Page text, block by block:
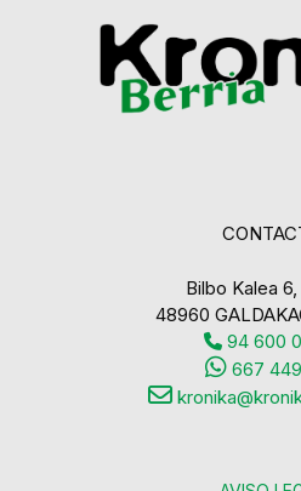
Bilbo Kalea 6,
48960
94 600
667